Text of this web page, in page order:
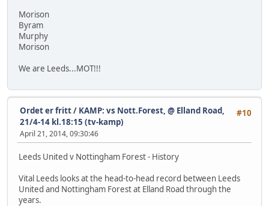
Morison
Byram
Murphy
Morison
We are Leeds...MOT!!!
#10
Ordet er fritt/ KAMP: vs Nott.Forest, @ Elland Road,
21/4-14 kl.18:15 (tv-kamp)
April 21, 2014, 09:30:46
Leeds United v Nottingham Forest - History
Vital Leeds looks at the head-to-head record between Leeds
United and Nottingham Forest at Elland Road through the
years.